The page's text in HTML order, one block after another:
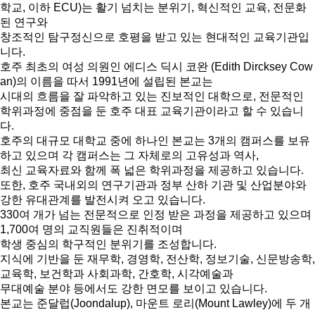
학교, 이하 ECU)는 활기 넘치는 분위기, 혁신적인 교육, 전문화
된 연구와
창조적인 탐구정신으로 호평을 받고 있는 현대적인 교육기관입
니다.
호주 최초의 여성 의원인 에디스 딕시 코완 (Edith Dircksey Cow
an)의 이름을 따서 1991년에 설립된 본교는
시대의 흐름을 잘 파악하고 있는 진보적인 대학으로, 전문적인
학위과정에 중점을 둔 호주 대표 교육기관이라고 할 수 있습니
다.
호주의 대규모 대학교 중에 하나인 본교는 3개의 캠퍼스를 보유
하고 있으며 각 캠퍼스는 그 자체로의 고유성과 역사,
최신 교육자료와 함께 폭 넓은 학위과정을 제공하고 있습니다.
또한, 호주 국내외의 연구기관과 정부 산하 기관 및 산업분야와
강한 유대관계를 발전시켜 오고 있습니다.
330여 개가 넘는 전문적으로 인정 받은 과정을 제공하고 있으며
1,700여 명의 교직원들은 진취적이며
학생 중심의 학구적인 분위기를 조성합니다.
지식에 기반을 둔 재무학, 경영학, 전산학, 정보기술, 신문방송학,
교육학, 보건학과 사회과학, 간호학, 시각예술과
무대예술 분야 등에서도 강한 면모를 보이고 있습니다.
본교는 준달럽(Joondalup), 마운트 로리(Mount Lawley)에 두 개